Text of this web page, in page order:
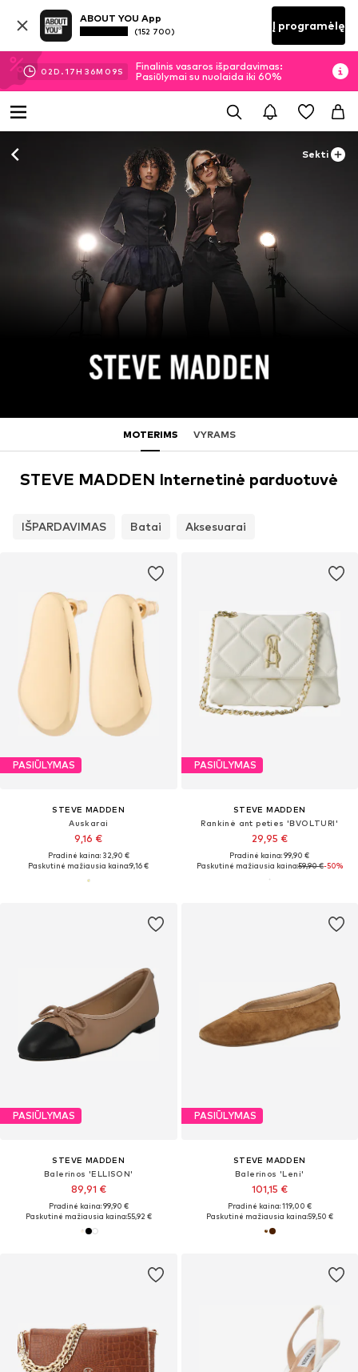
ABOUT YOU App
(152 700) Į programėlę
02D.17H 36M 08S
Finalinis vasaros išpardavimas:
Pasiūlymai su nuolaida iki 60%
Sekti
MOTERIMS VYRAMS
STEVE MADDEN Internetinė parduotuvė
IŠPARDAVIMAS Batai Aksesuarai
PASIŪLYMAS
STEVE MADDEN
Auskarai
9,16 €
Pradinė kaina: 32,90 €
Paskutinė mažiausia kaina:9,16 €
PASIŪLYMAS
STEVE MADDEN
Rankinė ant peties 'BVOLTURI'
29,95 €
Pradinė kaina: 99,90 €
Paskutinė mažiausia kaina:59,90 €-50%
PASIŪLYMAS
STEVE MADDEN
Balerinos 'ELLISON'
89,91 €
Pradinė kaina: 99,90 €
Paskutinė mažiausia kaina:55,92 €
PASIŪLYMAS
STEVE MADDEN
Balerinos 'Leni'
101,15 €
Pradinė kaina: 119,00 €
Paskutinė mažiausia kaina:59,50 €